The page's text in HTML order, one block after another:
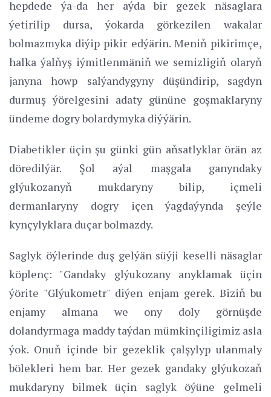
hepdede ýa-da her aýda bir gezek näsaglara
ýetirilip dursa, ýokarda görkezilen wakalar
bolmazmyka diýip pikir edýärin. Meniň pikirimçe,
halka ýalňyş iýmitlenmäniň we semizligiň olaryň
janyna howp salýandygyny düşündirip, sagdyn
durmuş ýörelgesini adaty gününe goşmaklaryny
ündeme dogry bolardymyka diýýärin.
Diabetikler üçin şu günki gün aňsatlyklar örän az
döredilýär. Şol aýal maşgala ganyndaky
glýukozanyň mukdaryny bilip, içmeli
dermanlaryny dogry içen ýagdaýynda şeýle
kynçylyklara duçar bolmazdy.
Saglyk öýlerinde duş gelýän süýji keselli näsaglar
köplenç: "Gandaky glýukozany anyklamak üçin
ýörite "Glýukometr" diýen enjam gerek. Biziň bu
enjamy almana we ony doly görnüşde
dolandyrmaga maddy taýdan mümkinçiligimiz asla
ýok. Onuň içinde bir gezeklik çalşylyp ulanmaly
bölekleri hem bar. Her gezek gandaky glýukozaň
mukdaryny bilmek üçin saglyk öýüne gelmeli